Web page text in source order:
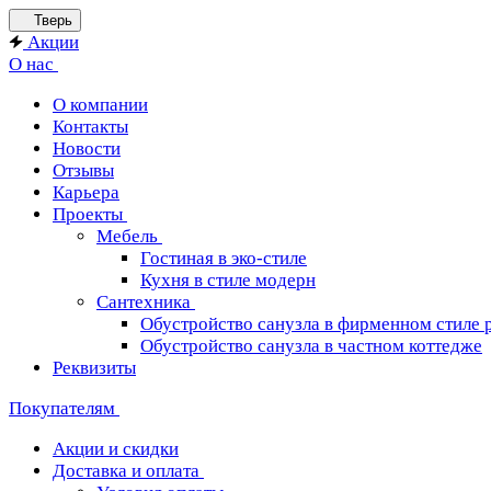
Тверь
Акции
О нас
О компании
Контакты
Новости
Отзывы
Карьера
Проекты
Мебель
Гостиная в эко-стиле
Кухня в стиле модерн
Сантехника
Обустройство санузла в фирменном стиле
Обустройство санузла в частном коттедже
Реквизиты
Покупателям
Акции и скидки
Доставка и оплата